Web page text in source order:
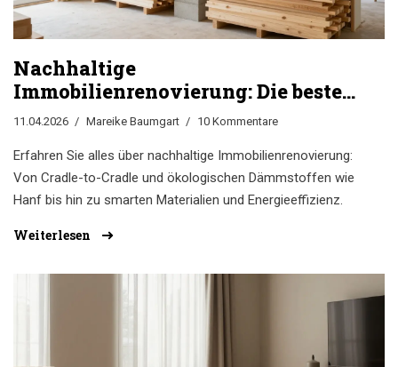
Nachhaltige
Immobilienrenovierung: Die besten
Materialien und Methoden für Ihr
11.04.2026 Mareike Baumgart 10 Kommentare
Erfahren Sie alles über nachhaltige Immobilienrenovierung:
Von Cradle-to-Cradle und ökologischen Dämmstoffen wie
Hanf bis hin zu smarten Materialien und Energieeffizienz.
Weiterlesen